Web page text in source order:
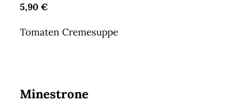
5,90 €
Tomaten Cremesuppe
Minestrone